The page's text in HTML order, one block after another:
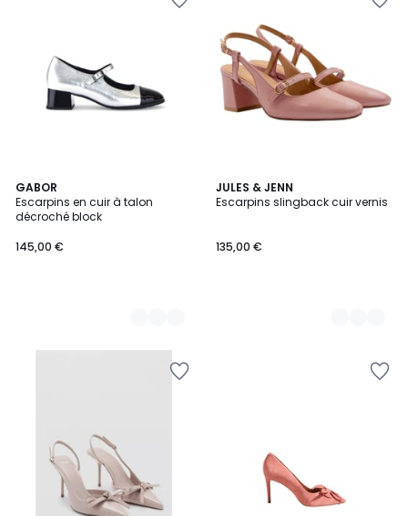
GABOR
Escarpins en cuir à talon
décroché block
145,00 €
2
Couleurs
JULES & JENN
Escarpins slingback cuir vernis
135,00 €
5
Couleurs